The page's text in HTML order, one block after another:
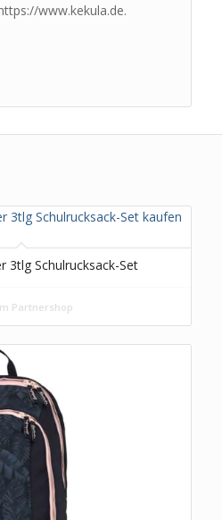
www.kekula.de.
3tlg Schulrucksack-Set
Partnershop